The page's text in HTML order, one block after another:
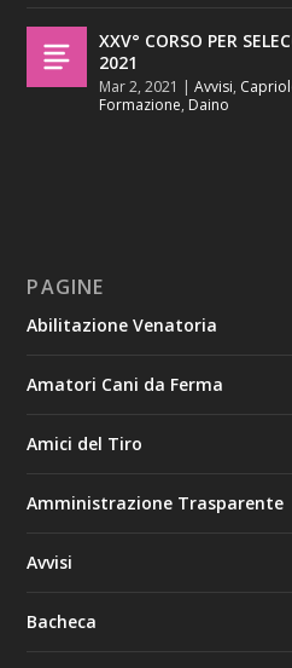
XXV° CORSO PER
2021
Mar 2, 2021 |Avvisi,
Formazione, Daino
PAGINE
Abilitazione Venatoria
Amatori Cani da Ferma
Amici del Tiro
Amministrazione Trasparente
Avvisi
Bacheca